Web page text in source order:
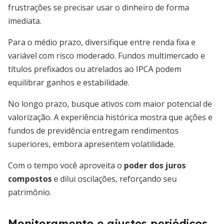
frustrações se precisar usar o dinheiro de forma
imediata.
Para o médio prazo, diversifique entre renda fixa e
variável com risco moderado. Fundos multimercado e
títulos prefixados ou atrelados ao IPCA podem
equilibrar ganhos e estabilidade.
No longo prazo, busque ativos com maior potencial de
valorização. A experiência histórica mostra que ações e
fundos de previdência entregam rendimentos
superiores, embora apresentem volatilidade.
Com o tempo você aproveita o poder dos juros
compostose dilui oscilações, reforçando seu
patrimônio.